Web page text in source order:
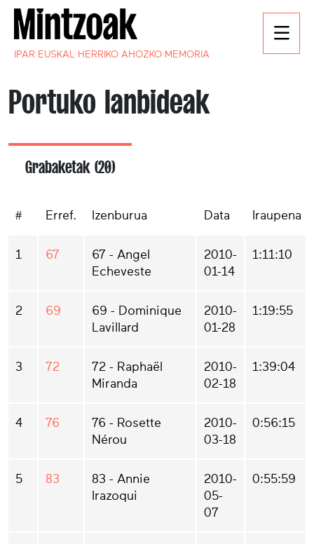
IPAR EUSKAL HERRIKO AHOZKO MEMORIA
Portuko lanbideak
Grabaketak (20)
# Erref. Izenburua Data Iraupena
1 67
67 - Angel
Echeveste
2010-
01-14
1:11:10
2 69
69 - Dominique
Lavillard
2010-
01-28
1:19:55
3 72
72 - Raphaël
Miranda
2010-
02-18
1:39:04
4 76
76 - Rosette
Nérou
2010-
03-18
0:56:15
5 83
83 - Annie
Irazoqui
2010-
05-
07
0:55:59